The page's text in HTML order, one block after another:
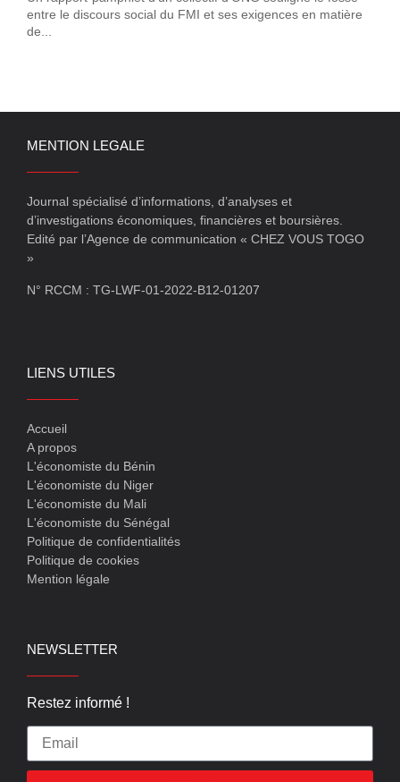
entre le discours social du FMI et ses exigences en matière
de...
MENTION LEGALE
Journal spécialisé d’informations, d’analyses et
d’investigations économiques, financières et boursières.
Edité par l’Agence de communication « CHEZ VOUS TOGO
»
N° RCCM : TG-LWF-01-2022-B12-01207
LIENS UTILES
Accueil
A propos
L'économiste du Bénin
L'économiste du Niger
L'économiste du Mali
L'économiste du Sénégal
Politique de confidentialités
Politique de cookies
Mention légale
NEWSLETTER
Restez informé !